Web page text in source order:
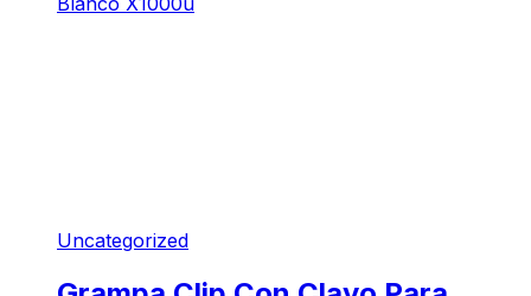
Uncategorized